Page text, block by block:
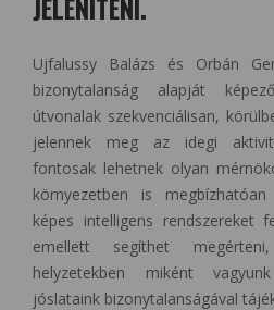
Ujfalussy Balázs és Orbán
bizonytalanság alapját
útvonalak szekvenciálisan,
jelennek meg az idegi
fontosak lehetnek olyan
környezetben is
képes intelligens rendszereket
emellett segíthet
helyzetekben miként
jóslataink bizonytalanságával